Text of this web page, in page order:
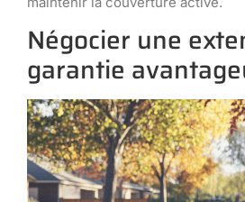
Négocier une
garantie